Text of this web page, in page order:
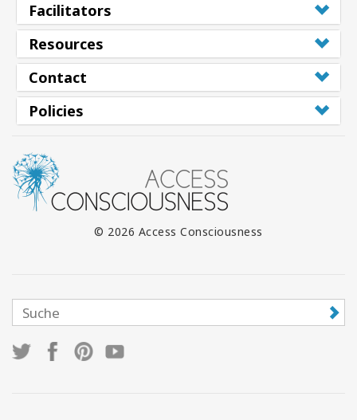
Facilitators
Resources
Contact
Policies
© 2026 Access Consciousness